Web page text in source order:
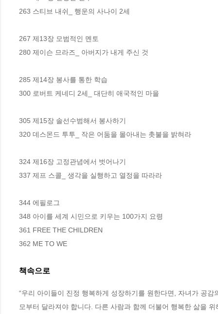
263 스티브 내쉬_ 행운의 사나이 2세
267 제13장 모범적인 멘토
280 제이슨 므라즈_ 아버지가 내게 주신 것
285 제14장 봉사를 통한 학습
300 로버트 케네디 2세_ 대단히 애국적인 마을
305 제15장 솔선수범해서 봉사하기
320 데스몬드 투투_ 작은 어둠을 몰아내는 촛불을 밝혀라
324 제16장 고정관념에서 벗어나기
337 제프 스콜_ 생각을 실행하고 열정을 따라라
344 에필로그
348 아이를 세계 시민으로 키우는 100가지 요령
361 FREE THE CHILDREN
362 ME TO WE
책속으로
“우리 아이들이 진정 행복하게 성장하기를 원한다면, 자녀가 공
모부터 달라져야 합니다. 다른 사람과 함께 더불어 행복한 삶을